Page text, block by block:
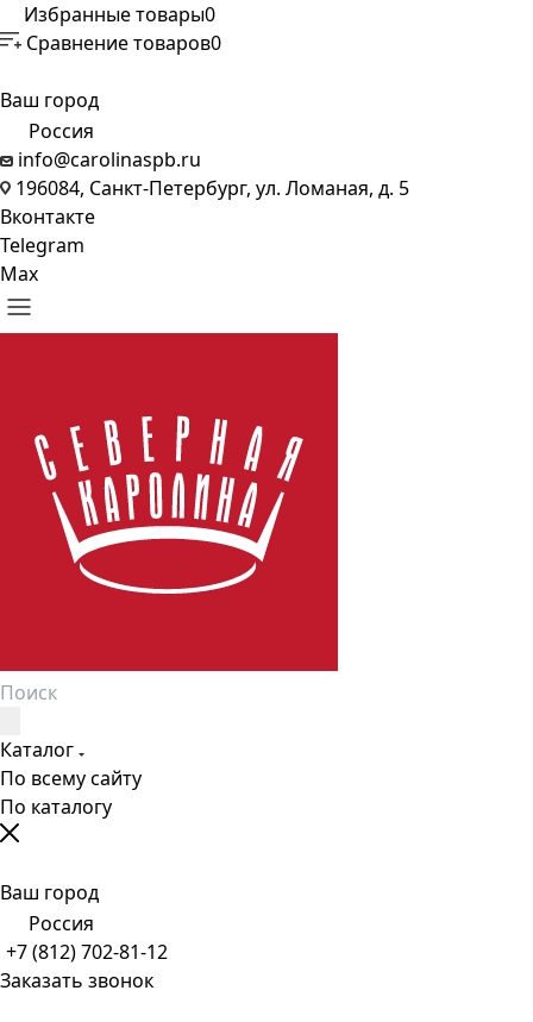
Избранные товары0
Сравнение товаров0
Ваш город
Россия
info@carolinaspb.ru
196084, Санкт-Петербург, ул. Ломаная, д. 5
Вконтакте
Telegram
Max
Каталог
По всему сайту
По каталогу
Ваш город
Россия
+7 (812) 702-81-12
Заказать звонок